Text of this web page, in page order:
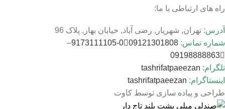
راه های ارتباطی با ما:
آدرس: تهران, شهریار, رضی آباد, خیابان بهار, پلاک 96
شماره تماس: 09121301808
0-9173111105
–
09198888863
تلگرام: tashrifatpaeezan
اینستاگرام: tashrifatpaeezan
طراحی و پیاده سازی توسط کاوت